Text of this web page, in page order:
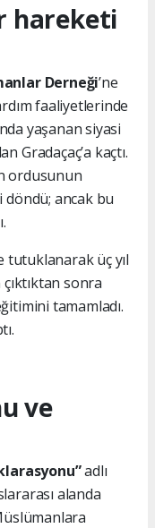
hareketi
Derneği’ne
faaliyetlerinde
yaşanan siyasi
Gradaçaç’a kaçtı.
ordusunun
döndü; ancak bu
tutuklanarak üç yıl
çıktıktan sonra
tamamladı.
ve
adlı
alanda